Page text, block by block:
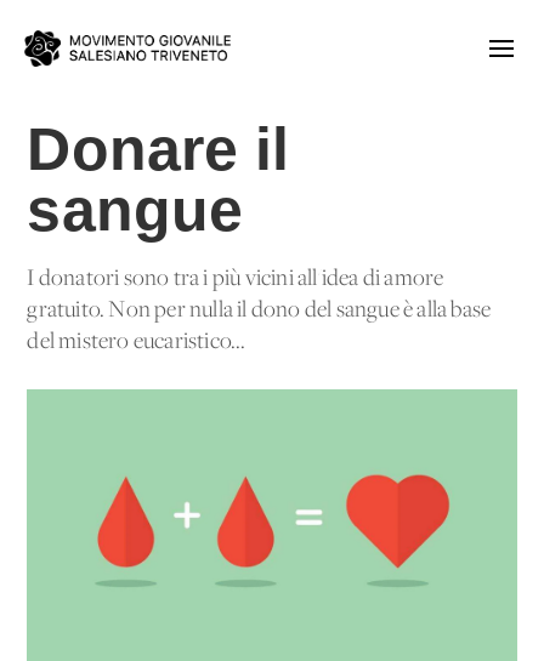
Donare il
sangue
I donatori sono tra i più vicini all'idea di amore
gratuito. Non per nulla il dono del sangue è alla base
del mistero eucaristico...